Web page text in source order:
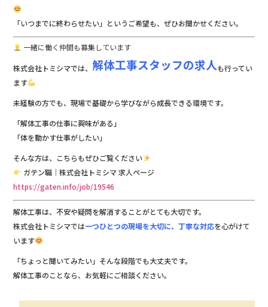
「いつまでに終わらせたい」というご希望も、ぜひお聞かせください。
一緒に働く仲間も募集しています
株式会社トミシマでは、 解体工事スタッフの求人も行ってい
ます
未経験の方でも、現場で基礎から学びながら成長できる環境です。
「解体工事の仕事に興味がある」
「体を動かす仕事がしたい」
そんな方は、こちらもぜひご覧ください
ガテン職｜株式会社トミシマ 求人ページ
https://gaten.info/job/19546
解体工事は、不安や疑問を解消することがとても大切です。
株式会社トミシマでは一つひとつの現場を大切に、丁寧な対応を心がけて
います
「ちょっと聞いてみたい」そんな段階でも大丈夫です。
解体工事のことなら、お気軽にご相談ください。